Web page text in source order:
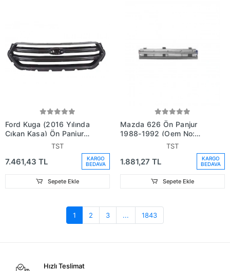
Ford Kuga (2016 Yılında
Çıkan Kasa) Ön Panjur
Siyah (Oem No:
TST
7.461,43 TL
KARGO
BEDAVA
Sepete Ekle
Mazda 626 Ön Panjur
1988-1992 (Oem No:
Gn51-50-710)TST
1.881,27 TL
KARGO
BEDAVA
Sepete Ekle
1 2 3 ... 1843
Hızlı Teslimat